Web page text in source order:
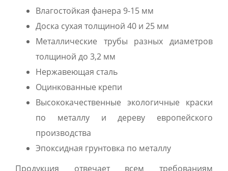
Влагостойкая фанера 9-15 мм
Доска сухая толщиной 40 и 25 мм
Металлические трубы разных диаметров
толщиной до 3,2 мм
Нержавеющая сталь
Оцинкованные крепи
Высококачественные экологичные краски
по металлу и дереву европейского
производства
Эпоксидная грунтовка по металлу
Продукция отвечает всем требованиям